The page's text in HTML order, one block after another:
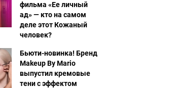
фильма «Ее личный
ад» — кто на самом
деле этот Кожаный
человек?
Бьюти-новинка! Бренд
Makeup By Mario
выпустил кремовые
тени с эффектом